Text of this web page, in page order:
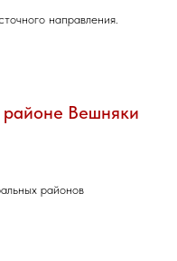
направления.
районе Вешняки
районов